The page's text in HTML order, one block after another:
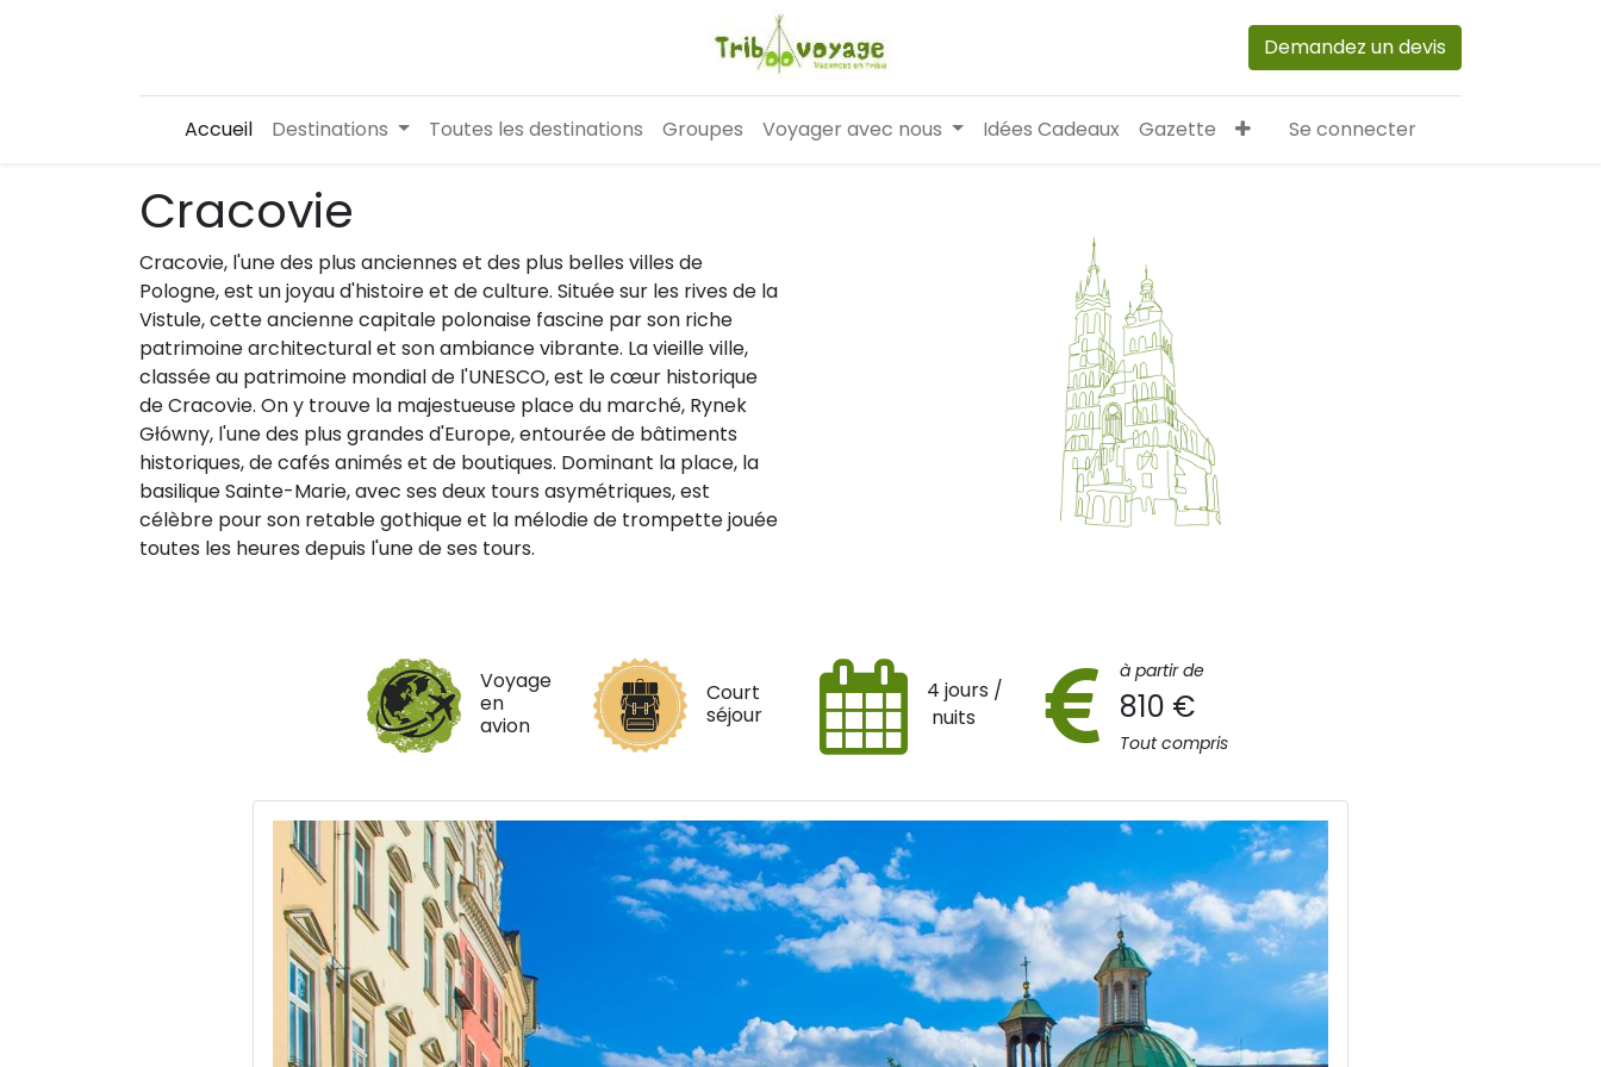
Demandez un devis
Accueil Destinations Toutes les destinations Groupes Voyager avec nous Idées Cadeaux Gazette Se connecter
Cracovie
Cracovie, l'une des plus anciennes et des plus belles villes de
Pologne, est un joyau d'histoire et de culture. Située sur les rives de la
Vistule, cette ancienne capitale polonaise fascine par son riche
patrimoine architectural et son ambiance vibrante. La vieille ville,
classée au patrimoine mondial de l'UNESCO, est le cœur historique
de Cracovie. On y trouve la majestueuse place du marché, Rynek
Główny, l'une des plus grandes d'Europe, entourée de bâtiments
historiques, de cafés animés et de boutiques. Dominant la place, la
basilique Sainte-Marie, avec ses deux tours asymétriques, est
célèbre pour son retable gothique et la mélodie de trompette jouée
toutes les heures depuis l'une de ses tours.
Voyage
en
avion
Court
séjour
4 jours /
nuits
à partir de
810 €
Tout compris